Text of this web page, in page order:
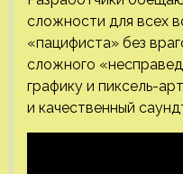
сложности для всех
«пацифиста» без
сложного
графику и пиксель-
и качественный